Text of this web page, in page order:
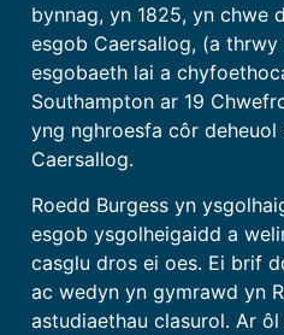
bynnag, yn 1825, yn chwe
esgob Caersallog, (a thrwy
esgobaeth lai a
Southampton ar 19
yng nghroesfa côr
Caersallog.
Roedd Burgess yn
esgob ysgolheigaidd a
casglu dros ei oes. Ei brif
ac wedyn yn gymrawd yn
astudiaethau clasurol. Ar